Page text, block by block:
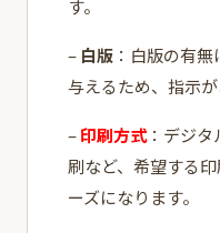
す。
– 白版 ：白版の有
与えるため、指示が
–印刷方式：デジタ
刷など、希望する
ーズになります。